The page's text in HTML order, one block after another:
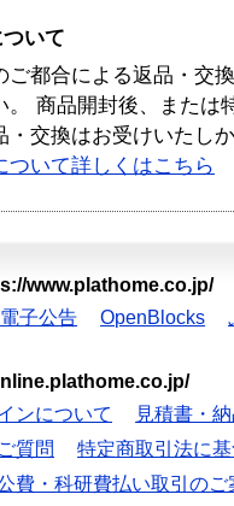
いて
ご都合による返品・交
。 商品開封後、または
・交換はお受けいたし
ついて詳しくはこちら
www.plathome.co.jp/
電子公告 OpenBlocks
ンについて
見積書・
質問
特定商取引法に
費・科研費払い取引のご